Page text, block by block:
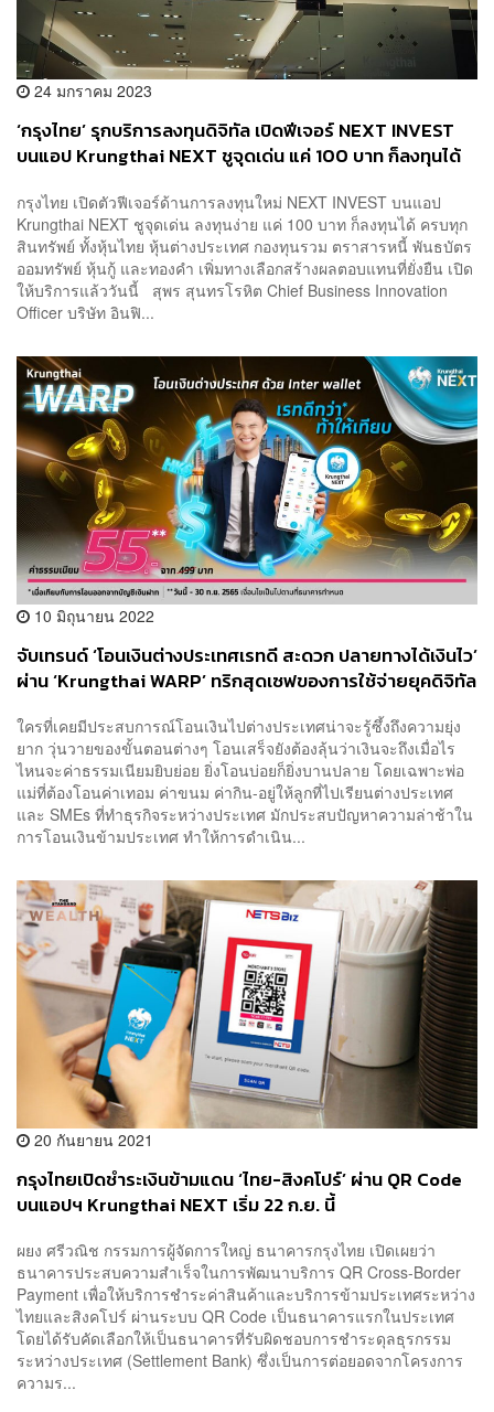
24 มกราคม 2023
‘กรุงไทย’ รุกบริการลงทุนดิจิทัล เปิดฟีเจอร์ NEXT INVEST
บนแอป Krungthai NEXT ชูจุดเด่น แค่ 100 บาท ก็ลงทุนได้
กรุงไทย เปิดตัวฟีเจอร์ด้านการลงทุนใหม่ NEXT INVEST บนแอป
Krungthai NEXT ชูจุดเด่น ลงทุนง่าย แค่ 100 บาท ก็ลงทุนได้ ครบทุก
สินทรัพย์ ทั้งหุ้นไทย หุ้นต่างประเทศ กองทุนรวม ตราสารหนี้ พันธบัตร
ออมทรัพย์ หุ้นกู้ และทองคำ เพิ่มทางเลือกสร้างผลตอบแทนที่ยั่งยืน เปิด
ให้บริการแล้ววันนี้ สุพร สุนทรโรหิต Chief Business Innovation
Officer บริษัท อินฟิ...
10 มิถุนายน 2022
จับเทรนด์ ‘โอนเงินต่างประเทศเรทดี สะดวก ปลายทางได้เงินไว’
ผ่าน ‘Krungthai WARP’ ทริกสุดเซฟของการใช้จ่ายยุคดิจิทัล
ใครที่เคยมีประสบการณ์โอนเงินไปต่างประเทศน่าจะรู้ซึ้งถึงความยุ่ง
ยาก วุ่นวายของขั้นตอนต่างๆ โอนเสร็จยังต้องลุ้นว่าเงินจะถึงเมื่อไร
ไหนจะค่าธรรมเนียมยิบย่อย ยิ่งโอนบ่อยก็ยิ่งบานปลาย โดยเฉพาะพ่อ
แม่ที่ต้องโอนค่าเทอม ค่าขนม ค่ากิน-อยู่ให้ลูกที่ไปเรียนต่างประเทศ
และ SMEs ที่ทำธุรกิจระหว่างประเทศ มักประสบปัญหาความล่าช้าใน
การโอนเงินข้ามประเทศ ทำให้การดำเนิน...
20 กันยายน 2021
กรุงไทยเปิดชำระเงินข้ามแดน ‘ไทย-สิงคโปร์’ ผ่าน QR Code
บนแอปฯ Krungthai NEXT เริ่ม 22 ก.ย. นี้
ผยง ศรีวณิช กรรมการผู้จัดการใหญ่ ธนาคารกรุงไทย เปิดเผยว่า
ธนาคารประสบความสำเร็จในการพัฒนาบริการ QR Cross-Border
Payment เพื่อให้บริการชำระค่าสินค้าและบริการข้ามประเทศระหว่าง
ไทยและสิงคโปร์ ผ่านระบบ QR Code เป็นธนาคารแรกในประเทศ
โดยได้รับคัดเลือกให้เป็นธนาคารที่รับผิดชอบการชำระดุลธุรกรรม
ระหว่างประเทศ (Settlement Bank) ซึ่งเป็นการต่อยอดจากโครงการ
ความร...